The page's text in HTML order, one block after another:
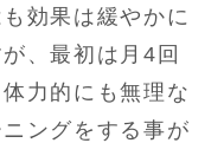
効果は緩やかに
、最初は月4回
力的にも無理な
ングをする事が